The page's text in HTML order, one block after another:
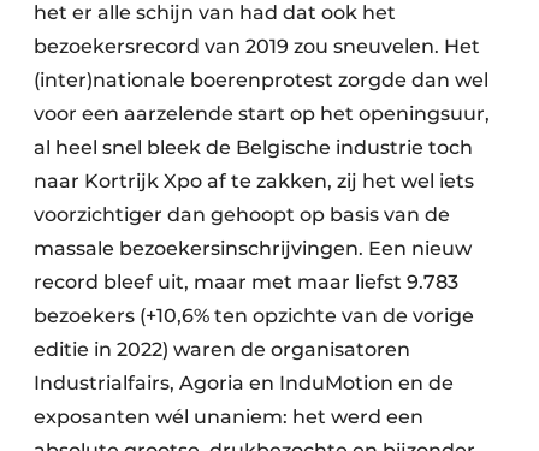
het er alle schijn van had dat ook het
bezoekersrecord van 2019 zou sneuvelen. Het
(inter)nationale boerenprotest zorgde dan wel
voor een aarzelende start op het openingsuur,
al heel snel bleek de Belgische industrie toch
naar Kortrijk Xpo af te zakken, zij het wel iets
voorzichtiger dan gehoopt op basis van de
massale bezoekersinschrijvingen. Een nieuw
record bleef uit, maar met maar liefst 9.783
bezoekers (+10,6% ten opzichte van de vorige
editie in 2022) waren de organisatoren
Industrialfairs, Agoria en InduMotion en de
exposanten wél unaniem: het werd een